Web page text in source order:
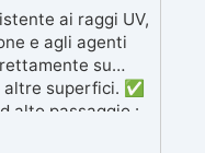
ai raggi UV,
e agli agenti
su
superfici. ✅
alto passaggio :
per ambienti